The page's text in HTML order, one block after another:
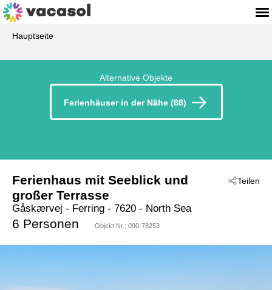
Hauptseite
Alternative Objekte
Ferienhäuser in der Nähe (88)
Teilen
Ferienhaus mit Seeblick und
großer Terrasse
Gåskærvej - Ferring - 7620 - North Sea
6 Personen Objekt Nr.: 090-78253